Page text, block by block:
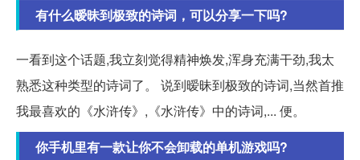
有什么暧昧到极致的诗词，可以分享一下吗?
一看到这个话题,我立刻觉得精神焕发,浑身充满干劲,我太
熟悉这种类型的诗词了。 说到暧昧到极致的诗词,当然首推
我最喜欢的《水浒传》,《水浒传》中的诗词,... 便。
你手机里有一款让你不会卸载的单机游戏吗?